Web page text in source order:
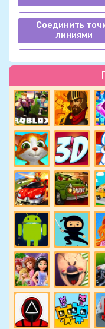
Соединить
линиями